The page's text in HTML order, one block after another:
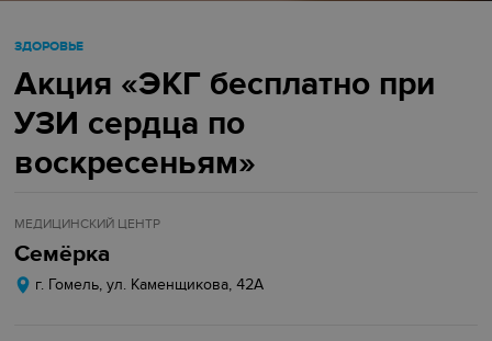
ЗДОРОВЬЕ
Акция «ЭКГ бесплатно при
УЗИ сердца по
воскресеньям»
МЕДИЦИНСКИЙ ЦЕНТР
Семёрка
г. Гомель, ул. Каменщикова, 42А